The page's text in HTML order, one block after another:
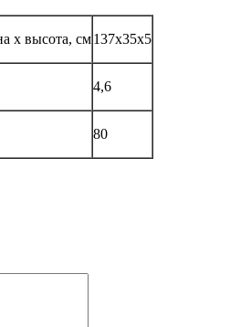
х высота, см137х35х5
4,6
80